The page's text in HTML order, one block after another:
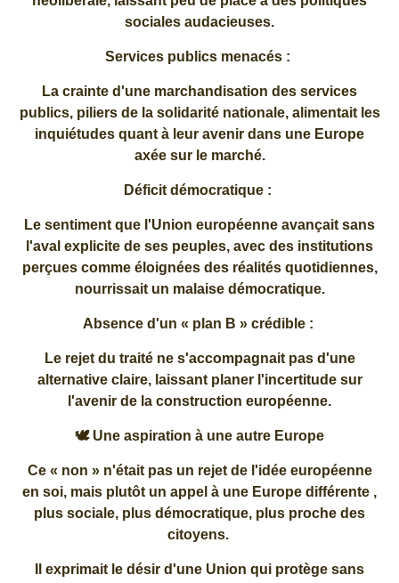
sociales audacieuses.
Services publics menacés :
La crainte d'une marchandisation des services
publics, piliers de la solidarité nationale, alimentait les
inquiétudes quant à leur avenir dans une Europe
axée sur le marché.
Déficit démocratique :
Le sentiment que l'Union européenne avançait sans
l'aval explicite de ses peuples, avec des institutions
perçues comme éloignées des réalités quotidiennes,
nourrissait un malaise démocratique.
Absence d'un « plan B » crédible :
Le rejet du traité ne s'accompagnait pas d'une
alternative claire, laissant planer l'incertitude sur
l'avenir de la construction européenne.
🕊️ Une aspiration à une autre Europe
Ce « non » n'était pas un rejet de l'idée européenne
en soi, mais plutôt un appel à une Europe différente ,
plus sociale, plus démocratique, plus proche des
citoyens.
Il exprimait le désir d'une Union qui protège sans